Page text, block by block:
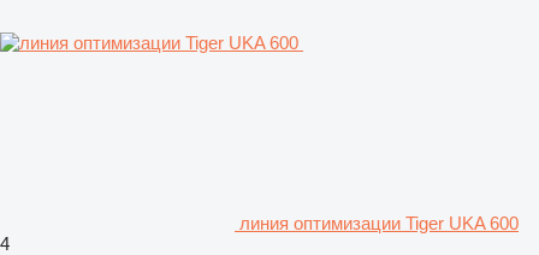
линия оптимизации Tiger UKA 600
4